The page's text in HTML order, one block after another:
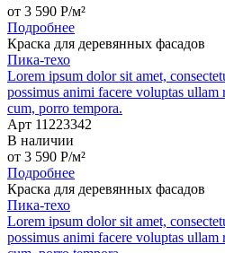
от 3 590 P/м²
Подробнее
Краска для деревянных фасадов
Пика-техо
Lorem ipsum dolor sit amet,
possimus animi facere voluptas ullam
cum, porro tempora.
Арт 11223342
В наличии
от 3 590 P/м²
Подробнее
Краска для деревянных фасадов
Пика-техо
Lorem ipsum dolor sit amet,
possimus animi facere voluptas ullam